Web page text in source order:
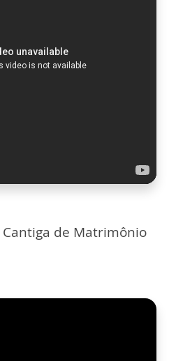
Cantiga de Matrimônio